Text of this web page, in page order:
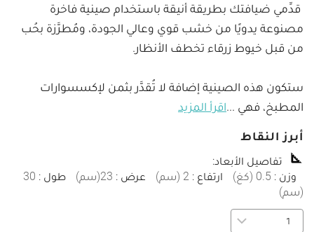
قدِّمي ضيافتك بطريقة أنيقة باستخدام صينية فاخرة
مصنوعة يدويًا من خشب قوي وعالي الجودة، ومُطرَّزة بحُب
ستكون هذه الصينية إضافة لا تُقدَّر بثمن لإكسسوارات
المطبخ، فهي ...اقرأ المزيد
أبرز النقاط
تفاصيل الأبعاد:
وزن :
0.5
(كغ) ارتفاع :
2
(سم) عرض :
23
(سم) طول :
30
(سم)